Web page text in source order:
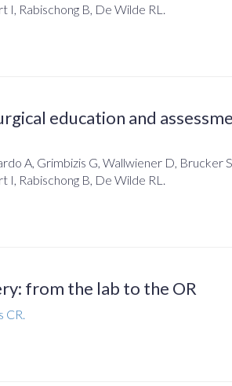
I, Rabischong B, De Wilde RL.
education and
A, Grimbizis G, Wallwiener D, Brucker
I, Rabischong B, De Wilde RL.
from the lab to the OR
CR.